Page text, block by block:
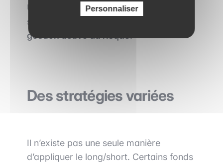
Une bonne stratégie long/short repose
sur une
gestion active du risque.
Des stratégies variées
Il n’existe pas une seule manière
d’appliquer le long/short. Certains fonds
Personnaliser